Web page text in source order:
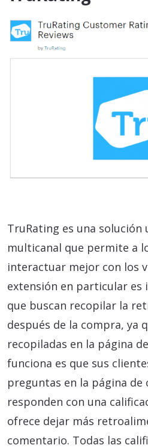
TruRating es una solución
multicanal que permite a
interactuar mejor con los
extensión en particular es
que buscan recopilar la
después de la compra, ya
recopiladas en la página
funciona es que sus
preguntas en la página de
responden con una
ofrece dejar más
comentario. Todas las